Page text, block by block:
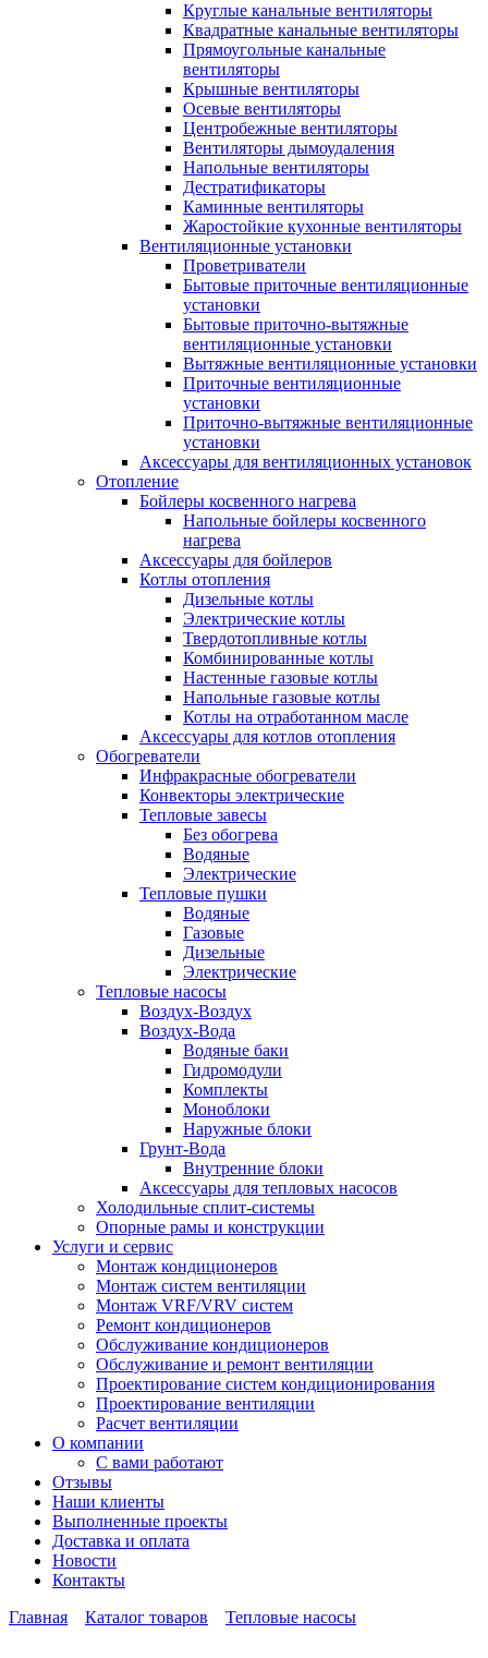
Круглые канальные вентиляторы
Квадратные канальные вентиляторы
Прямоугольные канальные
вентиляторы
Крышные вентиляторы
Осевые вентиляторы
Центробежные вентиляторы
Вентиляторы дымоудаления
Напольные вентиляторы
Дестратификаторы
Каминные вентиляторы
Жаростойкие кухонные вентиляторы
Вентиляционные установки
Проветриватели
Бытовые приточные вентиляционные
установки
Бытовые приточно-вытяжные
вентиляционные установки
Вытяжные вентиляционные установки
Приточные вентиляционные
установки
Приточно-вытяжные вентиляционные
установки
Аксессуары для вентиляционных установок
Отопление
Бойлеры косвенного нагрева
Напольные бойлеры косвенного
нагрева
Аксессуары для бойлеров
Котлы отопления
Дизельные котлы
Электрические котлы
Твердотопливные котлы
Комбинированные котлы
Настенные газовые котлы
Напольные газовые котлы
Котлы на отработанном масле
Аксессуары для котлов отопления
Обогреватели
Инфракрасные обогреватели
Конвекторы электрические
Тепловые завесы
Без обогрева
Водяные
Электрические
Тепловые пушки
Водяные
Газовые
Дизельные
Электрические
Тепловые насосы
Воздух-Воздух
Воздух-Вода
Водяные баки
Гидромодули
Комплекты
Моноблоки
Наружные блоки
Грунт-Вода
Внутренние блоки
Аксессуары для тепловых насосов
Холодильные сплит-системы
Опорные рамы и конструкции
Услуги и сервис
Монтаж кондиционеров
Монтаж систем вентиляции
Монтаж VRF/VRV систем
Ремонт кондиционеров
Обслуживание кондиционеров
Обслуживание и ремонт вентиляции
Проектирование систем кондиционирования
Проектирование вентиляции
Расчет вентиляции
О компании
С вами работают
Отзывы
Наши клиенты
Выполненные проекты
Доставка и оплата
Новости
Контакты
Главная
Каталог товаров Тепловые насосы